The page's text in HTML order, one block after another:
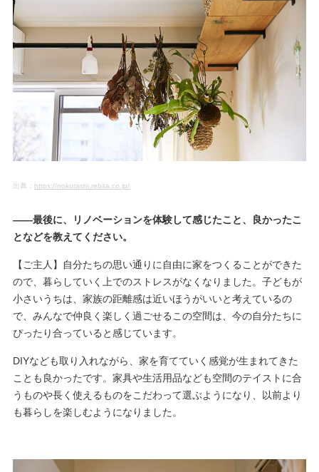
出典： https://nokurashi.rebita.co.jp/
――最後に、リノベーションを体験して感じたこと、良かったこ
となどを教えてください。
【ご主人】自分たちの思い通りに自由に家をつくることができた
ので、暮らしていく上でのストレスがなくなりました。子どもが
小さいうちは、家族の距離感は近いほうがいいと考えているの
で、みんなで仲良く楽しく過ごせるこの空間は、今の自分たちに
ぴったり合っていると感じています。
DIYなども取り入れながら、家を育てていく感覚が生まれてきた
ことも良かったです。家具や生活用品なども空間のテイストに合
うものや長く使えるものをこだわって選ぶようになり、以前より
も暮らしを楽しむようになりました。